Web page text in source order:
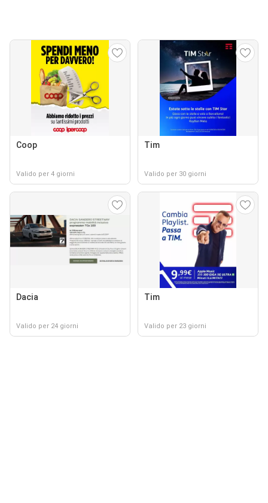
Coop
Valido per 4 giorni
Tim
Valido per 30 giorni
Dacia
Valido per 24 giorni
Tim
Valido per 23 giorni